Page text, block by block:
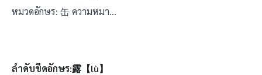
หมวดอักษร: 缶 ความหมา…
ลำดับขีดอักษร:露【lù】